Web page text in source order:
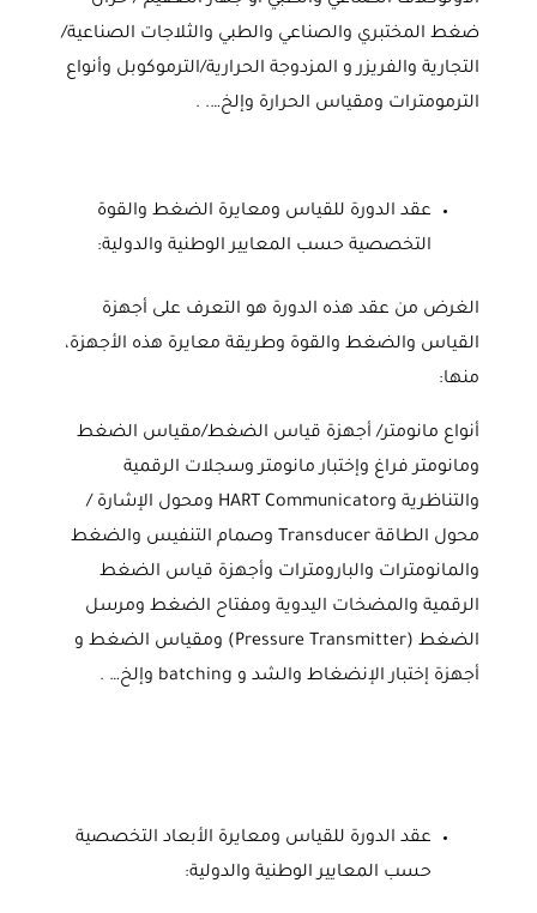
ضغط المختبري والصناعي والطبي والثلاجات الصناعية/
التجارية والفريزر و المزدوجة الحرارية/الترموكوبل وأنواع
الترمومترات ومقياس الحرارة وإلخ…. .
عقد الدورة للقياس ومعايرة الضغط والقوة
التخصصية حسب المعايير الوطنية والدولية:
الغرض من عقد هذه الدورة هو التعرف على أجهزة
القياس والضغط والقوة وطريقة معايرة هذه الأجهزة،
منها:
أنواع مانومتر/ أجهزة قياس الضغط/مقياس الضغط
ومانومتر فراغ وإختبار مانومتر وسجلات الرقمية
والتناظرية وHART Communicator ومحول الإشارة /
محول الطاقة Transducer وصمام التنفيس والضغط
والمانومترات والبارومترات وأجهزة قياس الضغط
الرقمية والمضخات اليدوية ومفتاح الضغط ومرسل
الضغط (Pressure Transmitter) ومقياس الضغط و
أجهزة إختبار الإنضغاط والشد و batching وإلخ… .
عقد الدورة للقياس ومعايرة الأبعاد التخصصية
حسب المعايير الوطنية والدولية: